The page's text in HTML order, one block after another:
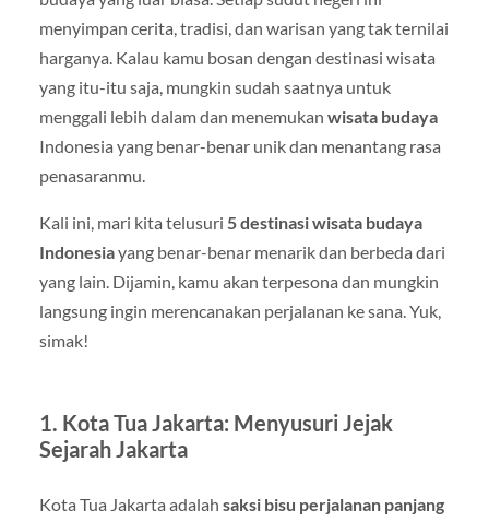
menyimpan cerita, tradisi, dan warisan yang tak ternilai
harganya. Kalau kamu bosan dengan destinasi wisata
yang itu-itu saja, mungkin sudah saatnya untuk
menggali lebih dalam dan menemukan wisata budaya
Indonesia yang benar-benar unik dan menantang rasa
penasaranmu.
Kali ini, mari kita telusuri 5 destinasi wisata budaya
Indonesiayang benar-benar menarik dan berbeda dari
yang lain. Dijamin, kamu akan terpesona dan mungkin
langsung ingin merencanakan perjalanan ke sana. Yuk,
simak!
1. Kota Tua Jakarta: Menyusuri Jejak
Sejarah Jakarta
Kota Tua Jakarta adalah saksi bisu perjalanan panjang